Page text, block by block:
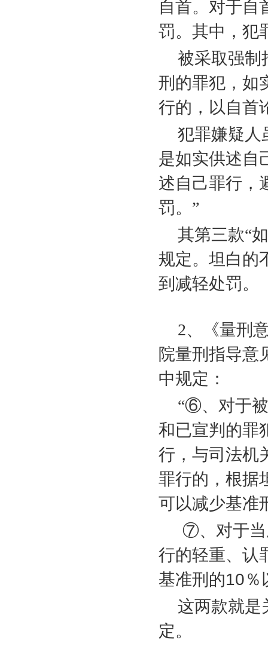
自首。对于自
罚。其中，犯
被采取强制
刑的罪犯，如
行的，以自首
犯罪嫌疑人
是如实供述自
述自己罪行，
罚。”
其第三款“
规定。坦白的
到减轻处罚。
2、《量刑
院量刑指导意
中规定：
“⑥、对于
和已宣判的罪
行，与司法机
罪行的，根据
可以减少基准
⑦、对于当
行的轻重、认
基准刑的10％
这两款就是
定。